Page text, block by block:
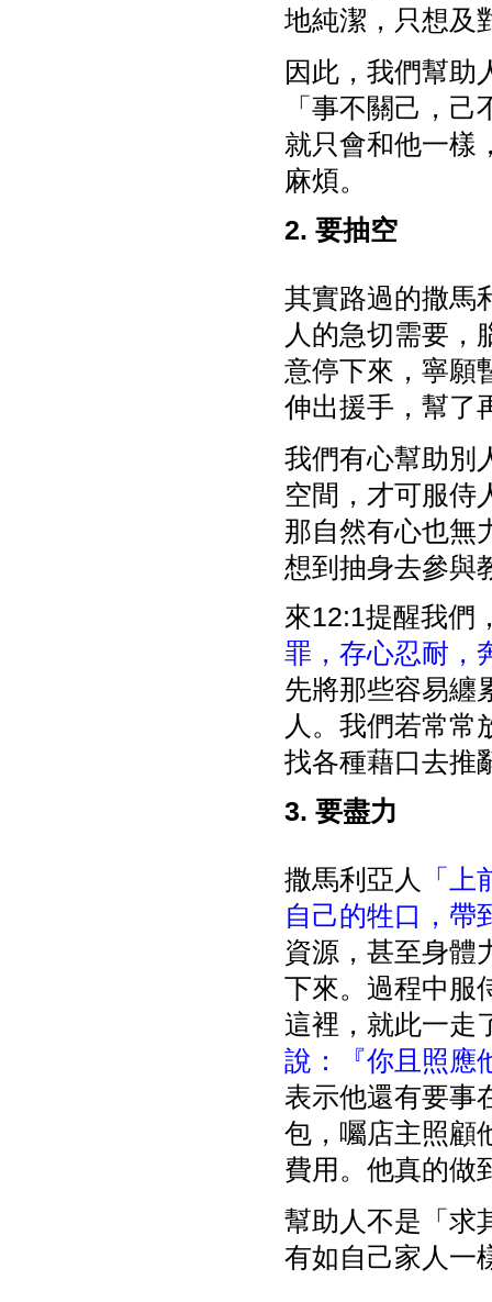
地純潔，只想及
因此，我們幫助
「事不關己，
就只會和他一樣
麻煩。
2. 要抽空
其實路過的撒馬
人的急切需要，
意停下來，寧願
伸出援手，幫了
我們有心幫助別
空間，才可服侍
那自然有心也無
想到抽身去參與
來12:1提醒我們
罪，存心忍耐，
先將那些容易纏
人。我們若常常
找各種藉口去推
3. 要盡力
撒馬利亞人
「
自己的牲口，帶
資源，甚至身體
下來。過程中服
這裡，就此一走
說：『你且照應
表示他還有要事
包，囑店主照顧
費用。他真的做
幫助人不是「求
有如自己家人一